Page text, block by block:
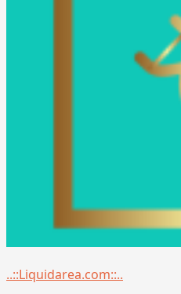
Menu
..::Liquidarea.com::..